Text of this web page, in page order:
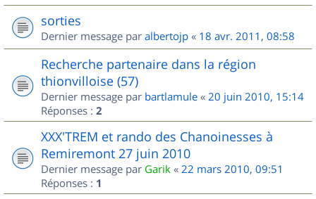
sorties
Dernier message par albertojp « 18 avr. 2011, 08:58
Recherche partenaire dans la région
thionvilloise (57)
Dernier message par bartlamule « 20 juin 2010, 15:14
Réponses : 2
XXX'TREM et rando des Chanoinesses à
Remiremont 27 juin 2010
Dernier message par Garik « 22 mars 2010, 09:51
Réponses : 1